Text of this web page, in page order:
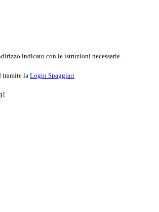
indicato con le istruzioni necessarie.
tramite la Login Spaggiari